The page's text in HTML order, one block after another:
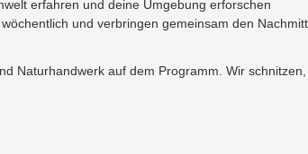
erfahren und deine Umgebung erforschen
und verbringen gemeinsam den
Naturhandwerk auf dem Programm. Wir schnitzen,